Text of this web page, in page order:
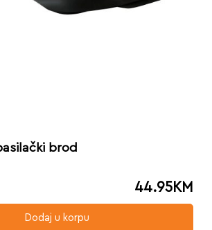
brod
44.95KM
Dodaj u korpu